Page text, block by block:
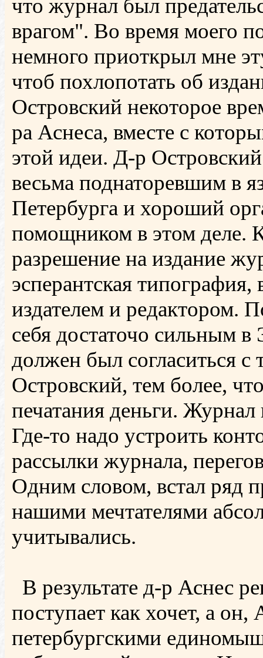
что журнал был
врагом". Во время моего
немного приоткрыл мне
чтоб похлопотать об
Островский некоторое
ра Аснеса, вместе с
этой идеи. Д-р
весьма поднаторевшим в
Петербурга и хороший
помощником в этом деле.
разрешение на издание
эсперантская типография,
издателем и редактором.
себя достаточо сильным в
должен был согласиться с
Островский, тем более,
печатания деньги.
Где-то надо устроить
рассылки журнала,
Одним словом, встал ряд
нашими мечтателями
учитывались.
В результате д-р Аснес
поступает как хочет, а
петербургскими